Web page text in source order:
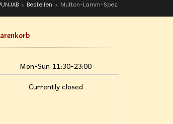
> Bestellen > Mutton-Lamm-Spez.
Mon-Sun 11:30-23:00
Currently closed